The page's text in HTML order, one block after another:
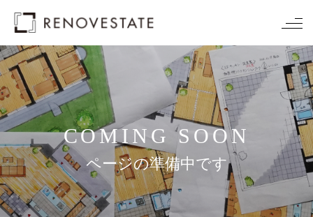
COMING SOON
ページの準備中です